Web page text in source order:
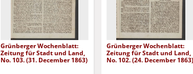
Grünberger Wochenblatt:
Zeitung für Stadt und Land,
No. 103. (31. December 1863)
Grünberger Wochenblatt:
Zeitung für Stadt und Land,
No. 102. (24. December 1863)